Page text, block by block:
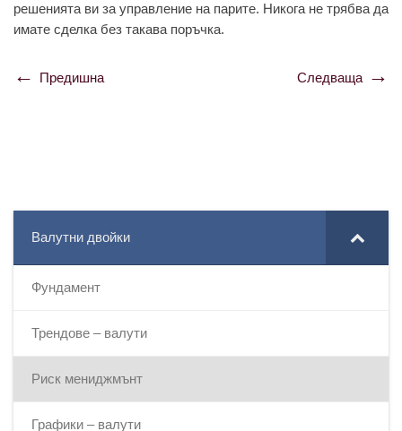
решенията ви за управление на парите. Никога не трябва да
имате сделка без такава поръчка.
Навигация
Предишна Следваща
Валутни двойки
Фундамент
Трендове – валути
Риск мениджмънт
Графики – валути